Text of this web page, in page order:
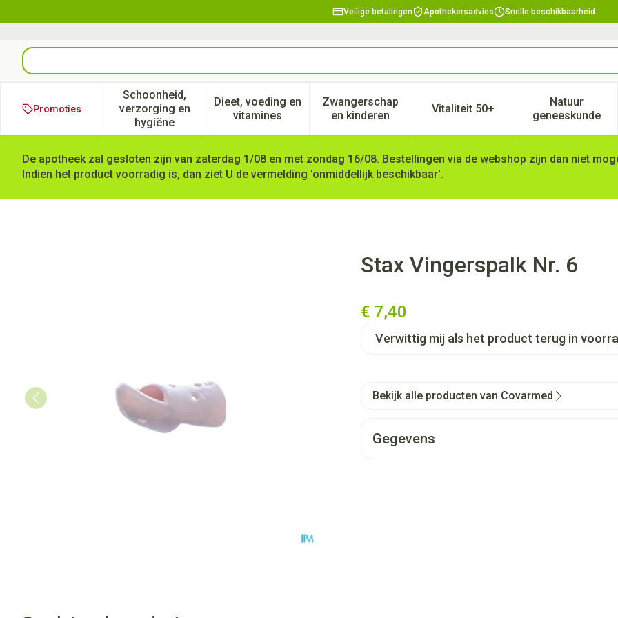
Veilige betalingen Apothekersadvies Snelle beschikbaarheid
Product, merk, categorie...
Promoties
Schoonheid,
verzorging en
hygiëne
Toon submenu voor Schoonheid, verzorging en hygiëne categorie
Dieet, voeding en
vitaminesToon submenu voor Dieet, voeding en vitamines categorie
Zwangerschap
en kinderenToon submenu voor Zwangerschap en kinderen
Vitaliteit 50+Toon submenu voor Vitaliteit
Natuur
geneeskunde
Toon
De apotheek zal gesloten zijn van zaterdag 1/08 en met zondag 16/08. Bestellingen via de webshop zijn dan niet
Indien het product voorradig is, dan ziet U de vermelding 'onmiddellijk beschikbaar'.
Stax Vingerspalk Nr. 6
€ 7,40
Verwittig mij als het product terug in
Bekijk alle producten van Covarmed
Gegevens